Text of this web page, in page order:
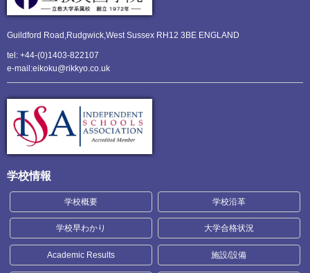
Guildford Road,Rudgwick,West Sussex RH12 3BE ENGLAND
tel: +44-(0)1403-822107
e-mail:eikoku@rikkyo.co.uk
学校情報
学校概要 学校沿革
学校早わかり 大学合格状況
Academic Results 施設/設備